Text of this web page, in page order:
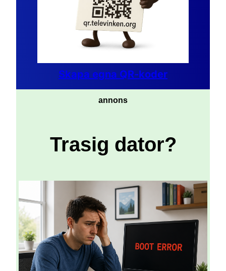
Skapa egna QR-koder
annons
Trasig dator?